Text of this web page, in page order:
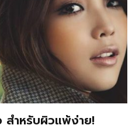
สำหรับผิวแพ้ง่าย!